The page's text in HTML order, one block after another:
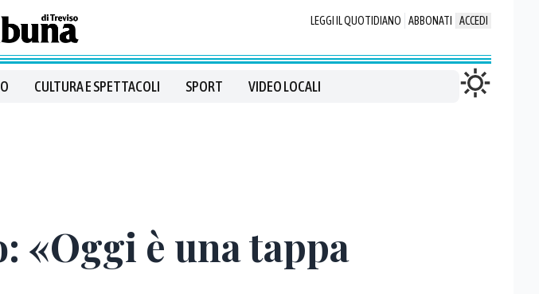
LEGGI IL QUOTIDIANO ABBONATI ACCEDI
CULTURA E SPETTACOLI SPORT VIDEO LOCALI
«Oggi è una tappa